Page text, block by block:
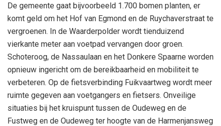
De gemeente gaat bijvoorbeeld 1.700 bomen planten, er
komt geld om het Hof van Egmond en de Ruychaverstraat te
vergroenen. In de Waarderpolder wordt tienduizend
vierkante meter aan voetpad vervangen door groen.
Schoteroog, de Nassaulaan en het Donkere Spaarne worden
opnieuw ingericht om de bereikbaarheid en mobiliteit te
verbeteren. Op de fietsverbinding Fuikvaartweg wordt meer
ruimte gegeven aan voetgangers en fietsers. Onveilige
situaties bij het kruispunt tussen de Oudeweg en de
Fustweg en de Oudeweg ter hoogte van de Harmenjansweg